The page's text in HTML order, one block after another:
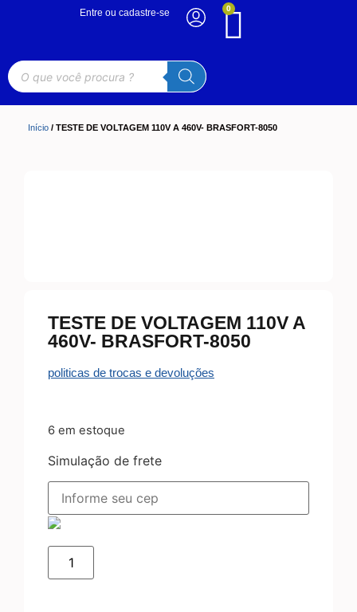
0
Entre ou cadastre-se
Início / TESTE DE VOLTAGEM 110V A 460V- BRASFORT-8050
TESTE DE VOLTAGEM 110V A
460V- BRASFORT-8050
politicas de trocas e devoluções
6 em estoque
Simulação de frete